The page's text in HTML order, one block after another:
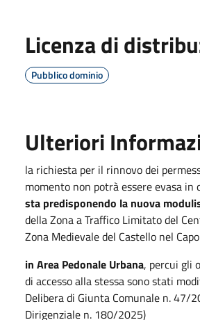
Licenza di
Pubblico dominio
Ulteriori
la richiesta per il rinnovo dei
momento non potrà essere evasa in
sta predisponendo la nuova
della Zona a Traffico Limitato del
Zona Medievale del Castello nel
in Area Pedonale Urbana, percui gli
di accesso alla stessa sono stati
Delibera di Giunta Comunale n. 47/
Dirigenziale n. 180/2025)